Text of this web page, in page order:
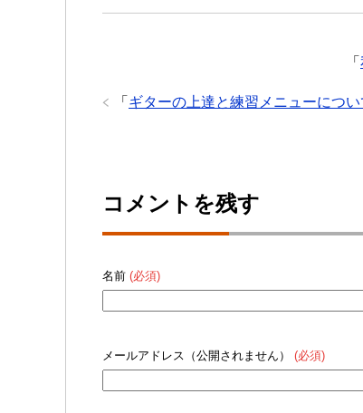
「
「 ギターの上達と練習メニューについ
コメントを残す
名前 (必須)
メールアドレス（公開されません） (必須)